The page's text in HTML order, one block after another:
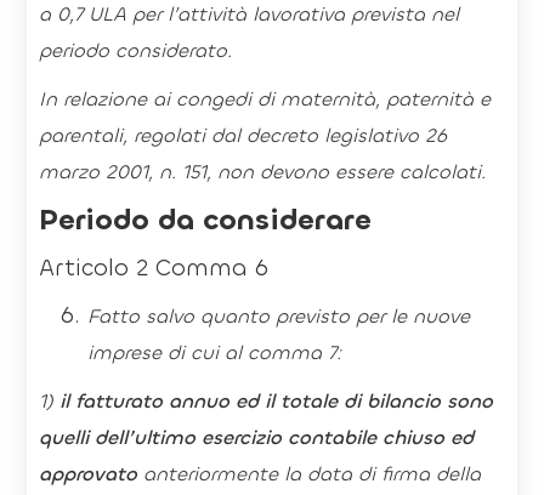
a 0,7 ULA per l’attività lavorativa prevista nel
periodo considerato.
In relazione ai congedi di maternità, paternità e
parentali, regolati dal decreto legislativo 26
marzo 2001, n. 151, non devono essere calcolati.
Periodo da considerare
Articolo 2 Comma 6
Fatto salvo quanto previsto per le nuove
imprese di cui al comma 7:
1) il fatturato annuo ed il totale di bilancio sono
quelli dell’ultimo esercizio contabile chiuso ed
approvato anteriormente la data di firma della